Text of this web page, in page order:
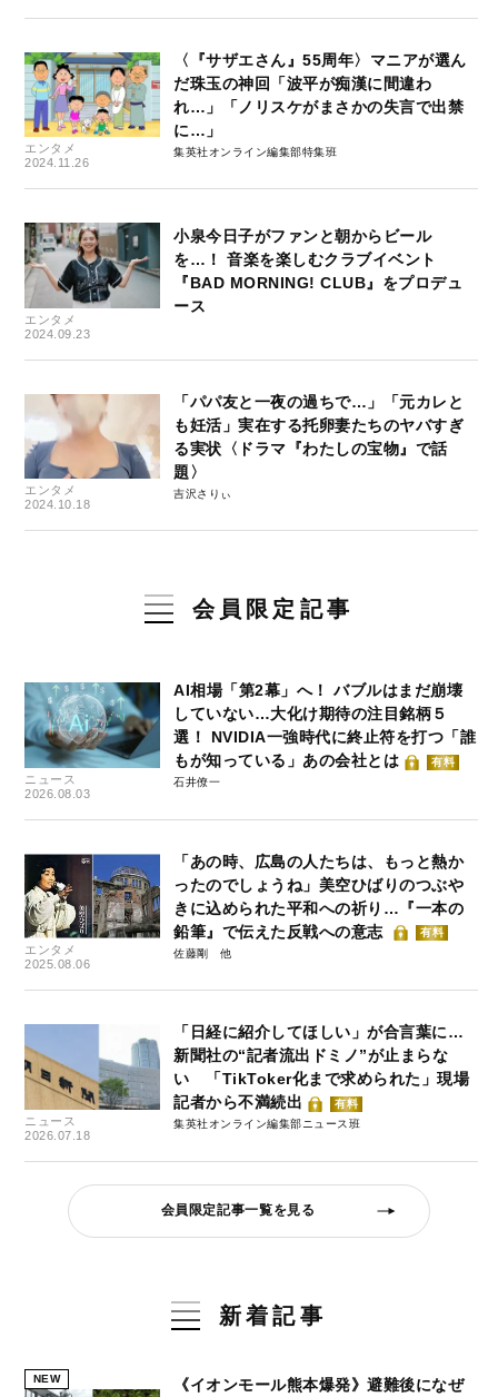
エンタメ
2024.11.26
〈『サザエさん』55周年〉マニアが選ん
だ珠玉の神回「波平が痴漢に間違わ
れ…」「ノリスケがまさかの失言で出禁
に…」
集英社オンライン編集部特集班
エンタメ
2024.09.23
小泉今日子がファンと朝からビール
を…！ 音楽を楽しむクラブイベント
『BAD MORNING! CLUB』をプロデュ
ース
エンタメ
2024.10.18
「パパ友と一夜の過ちで…」「元カレと
も妊活」実在する托卵妻たちのヤバすぎ
る実状〈ドラマ『わたしの宝物』で話
題〉
吉沢さりぃ
会員限定記事
ニュース
2026.08.03
AI相場「第2幕」へ！ バブルはまだ崩壊
していない…大化け期待の注目銘柄５
選！ NVIDIA一強時代に終止符を打つ「誰
もが知っている」あの会社とは
有料
石井僚一
エンタメ
2025.08.06
「あの時、広島の人たちは、もっと熱か
ったのでしょうね」美空ひばりのつぶや
きに込められた平和への祈り…『一本の
鉛筆』で伝えた反戦への意志
有料
佐藤剛
ニュース
2026.07.18
「日経に紹介してほしい」が合言葉に…
新聞社の“記者流出ドミノ”が止まらな
い 「TikToker化まで求められた」現場
記者から不満続出
有料
集英社オンライン編集部ニュース班
会員限定記事一覧を見る
新着記事
NEW 《イオンモール熊本爆発》避難後になぜ